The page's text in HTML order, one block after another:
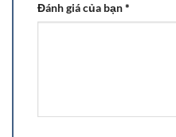
Đánh giá của bạn*